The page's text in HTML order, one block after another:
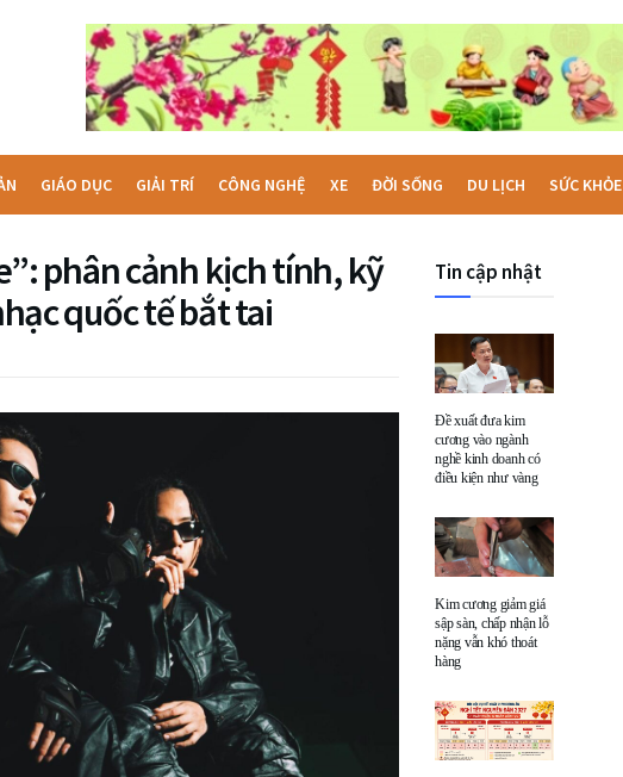
GIÁO DỤC GIẢI TRÍ CÔNG NGHỆ XE ĐỜI SỐNG DU LỊCH SỨC KHỎE
phân cảnh kịch tính, kỹ
quốc tế bắt tai
Tin cập nhật
Đề xuất đưa kim
cương vào ngành
nghề kinh doanh có
điều kiện như vàng
Kim cương giảm giá
sập sàn, chấp nhận lỗ
nặng vẫn khó thoát
hàng